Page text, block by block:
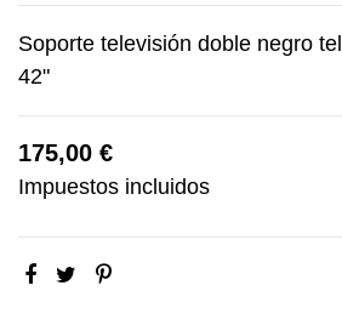
Soporte televisión doble negro
42"
175,00 €
Impuestos incluidos